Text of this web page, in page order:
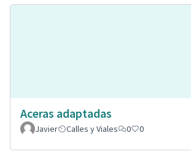
Aceras adaptadas
Javier
Calles y Viales 0 0